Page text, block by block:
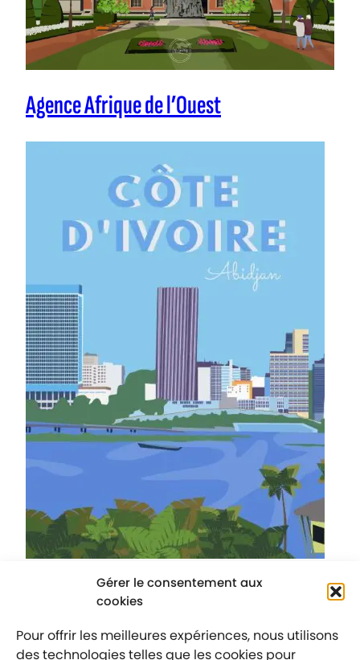
Gérer le consentement aux
cookies
Pour offrir les meilleures expériences, nous utilisons
des technologies telles que les cookies pour
Agence Afrique de l’Ouest
1